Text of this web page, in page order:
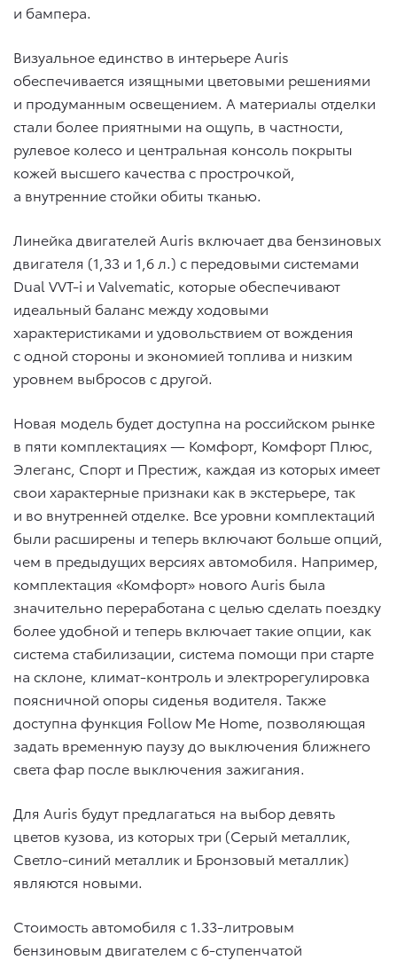
и бампера.
Визуальное единство в интерьере Auris
обеспечивается изящными цветовыми решениями
и продуманным освещением. А материалы отделки
стали более приятными на ощупь, в частности,
рулевое колесо и центральная консоль покрыты
кожей высшего качества с прострочкой,
а внутренние стойки обиты тканью.
Линейка двигателей Auris включает два бензиновых
двигателя (1,33 и 1,6 л.) с передовыми системами
Dual VVT-i и Valvematic, которые обеспечивают
идеальный баланс между ходовыми
характеристиками и удовольствием от вождения
с одной стороны и экономией топлива и низким
уровнем выбросов с другой.
Новая модель будет доступна на российском рынке
в пяти комплектациях — Комфорт, Комфорт Плюс,
Элеганс, Спорт и Престиж, каждая из которых имеет
свои характерные признаки как в экстерьере, так
и во внутренней отделке. Все уровни комплектаций
были расширены и теперь включают больше опций,
чем в предыдущих версиях автомобиля. Например,
комплектация «Комфорт» нового Auris была
значительно переработана с целью сделать поездку
более удобной и теперь включает такие опции, как
система стабилизации, система помощи при старте
на склоне, климат-контроль и электрорегулировка
поясничной опоры сиденья водителя. Также
доступна функция Follow Me Home, позволяющая
задать временную паузу до выключения ближнего
света фар после выключения зажигания.
Для Auris будут предлагаться на выбор девять
цветов кузова, из которых три (Серый металлик,
Светло-синий металлик и Бронзовый металлик)
являются новыми.
Стоимость автомобиля c 1.33-литровым
бензиновым двигателем с 6-ступенчатой